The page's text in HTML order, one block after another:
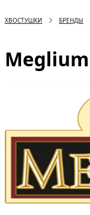
ХВОСТУШКИ БРЕНДЫ
Meglium